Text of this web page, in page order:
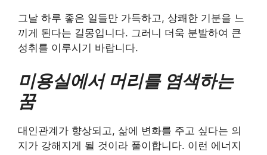
그날 하루 좋은 일들만 가득하고, 상쾌한 기분을 느
끼게 된다는 길몽입니다. 그러니 더욱 분발하여 큰
성취를 이루시기 바랍니다.
미용실에서 머리를 염색하는
꿈
대인관계가 향상되고, 삶에 변화를 주고 싶다는 의
지가 강해지게 될 것이라 풀이합니다. 이런 에너지